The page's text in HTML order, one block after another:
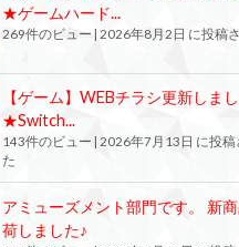
★ゲームハード...
269件のビュー | 2026年8月2日 に投稿
【ゲーム】WEBチラシ更新しまし
★Switch...
143件のビュー
2026年7月13日 に投稿
た
アミューズメント部門です。 新商
荷しました♪